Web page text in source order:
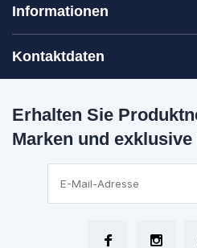
Informationen
Kontaktdaten
Erhalten Sie
Marken und